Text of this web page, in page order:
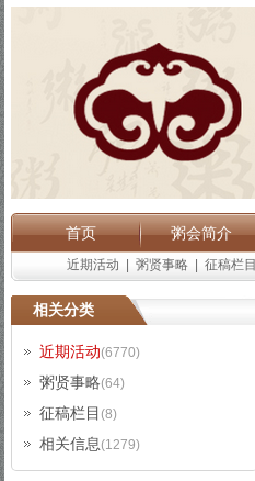
首页 粥会简介
近期活动 粥贤事略 征稿栏目
相关分类
近期活动(6770)
粥贤事略(64)
征稿栏目 (8)
相关信息(1279)